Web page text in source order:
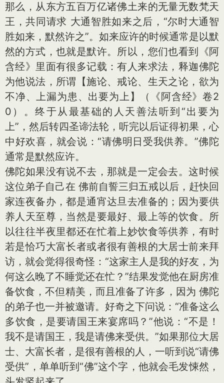
那么，从东方五百万亿诸佛土来的无量无数梵天
王，共同请求 大通智胜如来之后，“尔时大通智
胜如来，默然许之”。如来应许的时候通常是以默
然的方式，也就是默许。所以，您们也看到《阿
含经》里面有很多记载：有人来求法，释迦佛陀
为他说法，所谓【施论、戒论、生天之论，欲为
不净、上漏为患、出要为上】（《阿含经》卷2
0）。终于从最基础的人天善法听到“出要为
上”，然后转四圣谛法轮，听完以后证得初果，心
中好欢喜，就会说：“请佛明日受我供养。”佛陀
通常是默然应许。
佛陀如果没有说不去，那就是一定会去。这时候
这位弟子自己在 佛前自誓三归五戒以后，赶快回
家连夜备办，都是通宵达旦去准备的；因为要供
养人天至尊，当然是要最好、最上等的饮食。所
以往往半夜里都还在忙着上妙饮食等供养，有时
若是恰巧大富长者或者很有善根的大居士前来拜
访，就会觉得很奇怪：“这家主人是我的好友，为
何这么晚了不睡觉还在忙？”结果发觉他在厨房准
备饮食，不但精美，而且准备了许多，因为 佛陀
的弟子也一并被邀请。好奇之下问说：“准备这么
多饮食，是要请国王来宴席吗？”他说：“不是！
我不是请国王，我是请佛来受供。”如果那位大居
士、大富长者，是很有善根的人，一听到说“请佛
受供”，单单听到“佛”这个字，他就会毛发悚然，